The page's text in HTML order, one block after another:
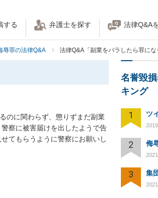
する 弁護士を探す 法律Q&A
辱罪の法律Q&A 法律Q&A「副業をバラしたら罪にな
のに関わらず、懲りずまだ副業
察に被害届けを出したようで告
てもらうように警察にお願いし
名誉毀
キング
1
2
3